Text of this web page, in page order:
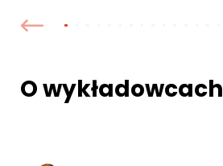
O wykładowcach